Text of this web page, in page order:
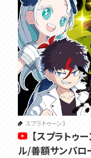
スプラトゥーン3
【スプラトゥ
ル/善額サンパロ